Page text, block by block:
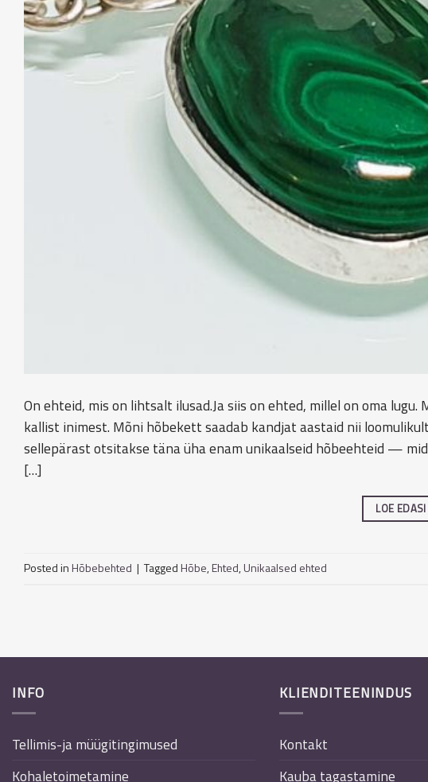
On ehteid, mis on lihtsalt ilusad.Ja siis on ehted, millel on oma
kallist inimest. Mõni hõbekett saadab kandjat aastaid nii
sellepärast otsitakse täna üha enam unikaalseid hõbeehteid —
[…]
LOE EDASI
Posted inHõbebehted | TaggedHõbe,Ehted,Unikaalsed ehted
INFO
Tellimis-ja müügitingimused
Kohaletoimetamine
KLIENDITEENINDUS
Kontakt
Kauba tagastamine